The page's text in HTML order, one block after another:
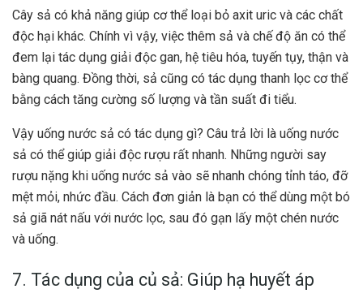
Cây sả có khả năng giúp cơ thể loại bỏ axit uric và các chất
độc hại khác. Chính vì vậy, việc thêm sả và chế độ ăn có thể
đem lại tác dụng giải độc gan, hệ tiêu hóa, tuyến tụy, thận và
bàng quang. Đồng thời, sả cũng có tác dụng thanh lọc cơ thể
bằng cách tăng cường số lượng và tần suất đi tiểu.
Vậy uống nước sả có tác dụng gì? Câu trả lời là uống nước
sả có thể giúp giải độc rượu rất nhanh. Những người say
rượu nặng khi uống nước sả vào sẽ nhanh chóng tỉnh táo, đỡ
mệt mỏi, nhức đầu. Cách đơn giản là bạn có thể dùng một bó
sả giã nát nấu với nước lọc, sau đó gạn lấy một chén nước
và uống.
7. Tác dụng của củ sả: Giúp hạ huyết áp